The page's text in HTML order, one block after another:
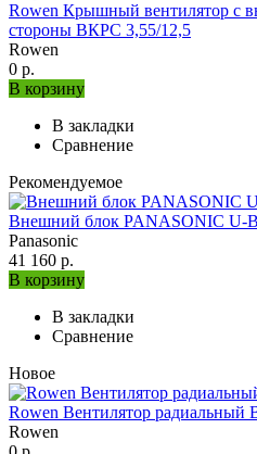
Rowen Крышный вентилятор с
стороны ВКРС 3,55/12,5
Rowen
0 р.
В корзину
В закладки
Сравнение
Рекомендуемое
Внешний блок PANASONIC U-
Panasonic
41 160 р.
В корзину
В закладки
Сравнение
Новое
Rowen Вентилятор радиальный
Rowen